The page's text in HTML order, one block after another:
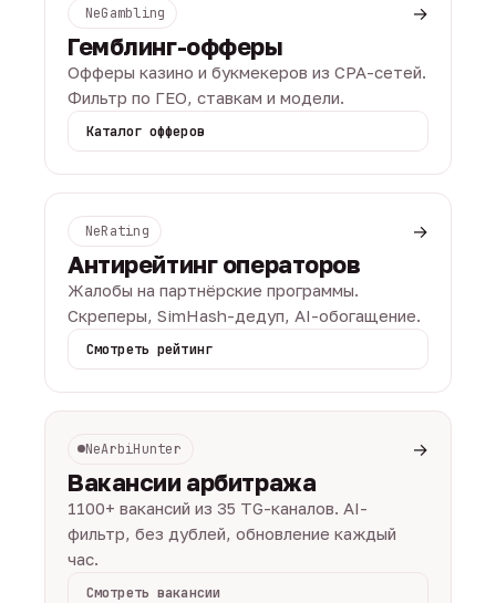
NeGambling →
Гемблинг-офферы
Офферы казино и букмекеров из CPA-сетей.
Фильтр по ГЕО, ставкам и модели.
Каталог офферов
NeRating →
Антирейтинг операторов
Жалобы на партнёрские программы.
Скреперы, SimHash-дедуп, AI-обогащение.
Смотреть рейтинг
NeArbiHunter →
Вакансии арбитража
1100+ вакансий из 35 TG-каналов. AI-
фильтр, без дублей, обновление каждый
час.
Смотреть вакансии